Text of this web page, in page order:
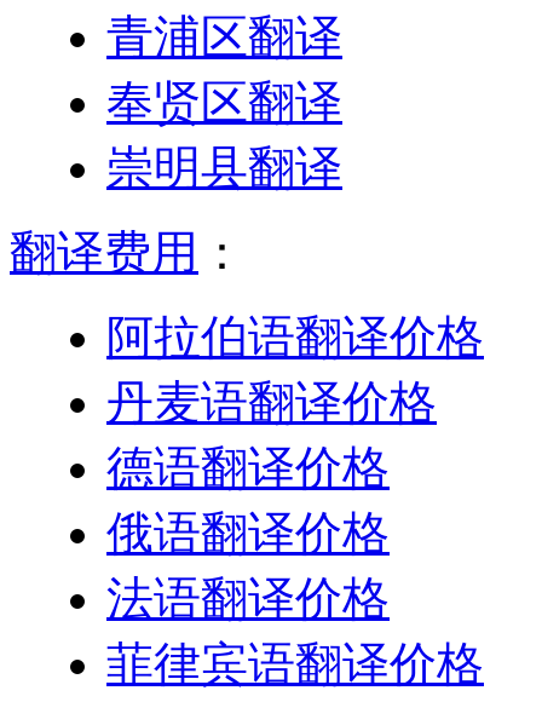
青浦区翻译
奉贤区翻译
崇明县翻译
翻译费用 ：
阿拉伯语翻译价格
丹麦语翻译价格
德语翻译价格
俄语翻译价格
法语翻译价格
菲律宾语翻译价格